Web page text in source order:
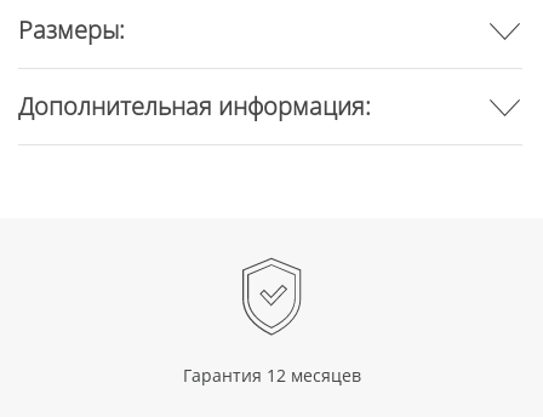
Размеры:
Дополнительная информация:
Гарантия 12 месяцев